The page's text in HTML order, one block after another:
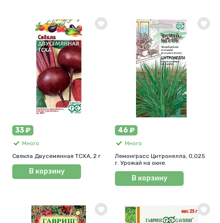
33 ₽
Много
Свекла Двусемянная ТСХА, 2 г
В корзину
46 ₽
Много
Лемонграсс Цитронелла, 0,025
г. Урожай на окне.
В корзину